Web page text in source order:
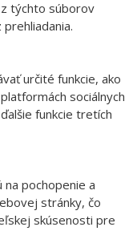
týchto súborov
určité funkcie, ako
sociálnych
funkcie tretích
pochopenie a
stránky, čo
skúsenosti pre